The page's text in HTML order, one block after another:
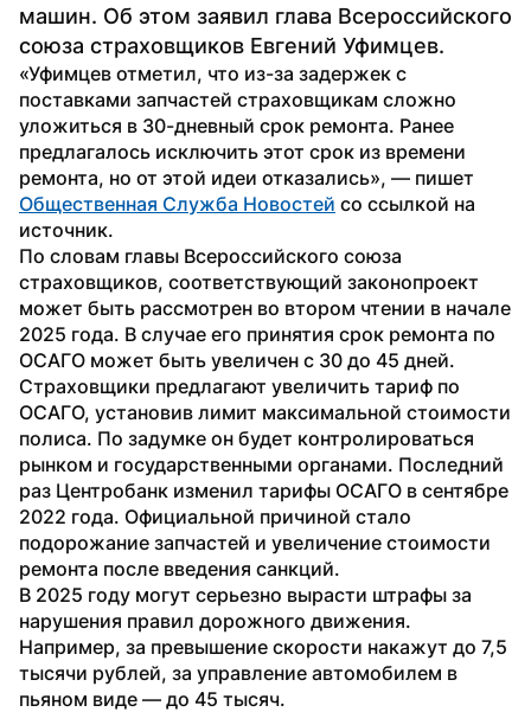
машин. Об этом заявил глава Всероссийского
союза страховщиков Евгений Уфимцев.
«Уфимцев отметил, что из-за задержек с
поставками запчастей страховщикам сложно
уложиться в 30-дневный срок ремонта. Ранее
предлагалось исключить этот срок из времени
Общественная Служба Новостей со ссылкой на
источник.
По словам главы Всероссийского союза
страховщиков, соответствующий законопроект
может быть рассмотрен во втором чтении в начале
2025 года. В случае его принятия срок ремонта по
ОСАГО может быть увеличен с 30 до 45 дней.
Страховщики предлагают увеличить тариф по
ОСАГО, установив лимит максимальной стоимости
полиса. По задумке он будет контролироваться
рынком и государственными органами. Последний
раз Центробанк изменил тарифы ОСАГО в сентябре
2022 года. Официальной причиной стало
подорожание запчастей и увеличение стоимости
ремонта после введения санкций.
В 2025 году могут серьезно вырасти штрафы за
нарушения правил дорожного движения.
Например, за превышение скорости накажут до 7,5
тысячи рублей, за управление автомобилем в
пьяном виде — до 45 тысяч.